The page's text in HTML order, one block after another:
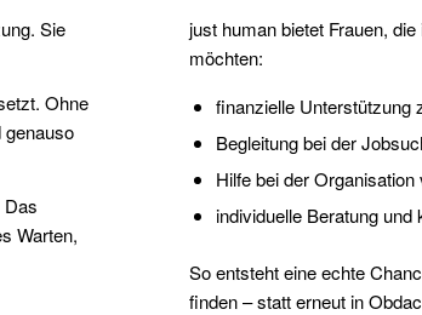
Sie
Ohne
genauso
Das
Warten,
just human bietet Frauen,
möchten:
finanzielle Unterstützung
Begleitung bei der
Hilfe bei der
individuelle Beratung
So entsteht eine echte
finden – statt erneut in